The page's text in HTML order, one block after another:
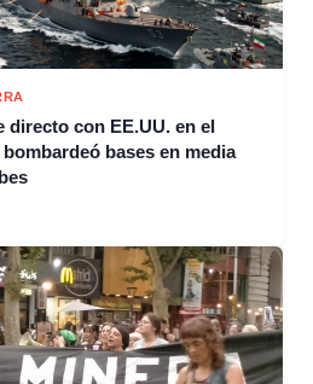
directo con EE.UU. en el
bases en media